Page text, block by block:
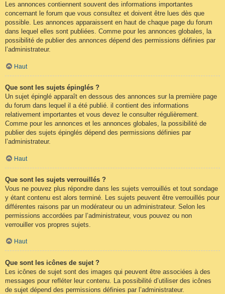
Les annonces contiennent souvent des informations importantes
concernant le forum que vous consultez et doivent être lues dès que
possible. Les annonces apparaissent en haut de chaque page du forum
dans lequel elles sont publiées. Comme pour les annonces globales, la
possibilité de publier des annonces dépend des permissions définies par
l’administrateur.
Haut
Que sont les sujets épinglés ?
Un sujet épinglé apparaît en dessous des annonces sur la première page
du forum dans lequel il a été publié. il contient des informations
relativement importantes et vous devez le consulter régulièrement.
Comme pour les annonces et les annonces globales, la possibilité de
publier des sujets épinglés dépend des permissions définies par
l’administrateur.
Haut
Que sont les sujets verrouillés ?
Vous ne pouvez plus répondre dans les sujets verrouillés et tout sondage
y étant contenu est alors terminé. Les sujets peuvent être verrouillés pour
différentes raisons par un modérateur ou un administrateur. Selon les
permissions accordées par l’administrateur, vous pouvez ou non
verrouiller vos propres sujets.
Haut
Que sont les icônes de sujet ?
Les icônes de sujet sont des images qui peuvent être associées à des
messages pour refléter leur contenu. La possibilité d’utiliser des icônes
de sujet dépend des permissions définies par l’administrateur.